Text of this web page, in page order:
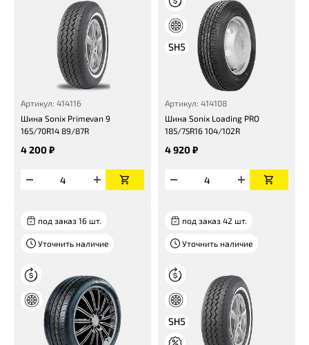
Артикул: 414116
Шина Sonix Primevan 9
165/70R14 89/87R
4 200 ₽
Артикул: 414108
Шина Sonix Loading PRO
185/75R16 104/102R
4 920 ₽
под заказ 16 шт.
Уточнить наличие
под заказ 42 шт.
Уточнить наличие